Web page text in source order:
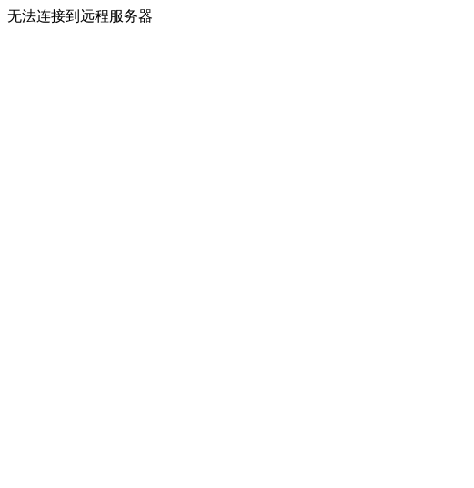
无法连接到远程服务器